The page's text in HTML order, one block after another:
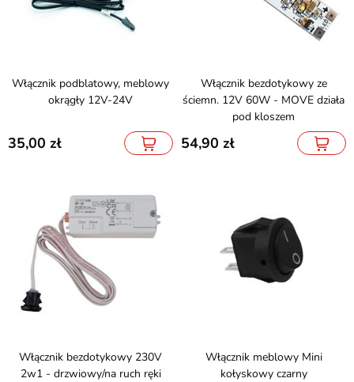
Włącznik podblatowy, meblowy
okrągły 12V-24V
35,00
Włącznik bezdotykowy ze
ściemn. 12V 60W - MOVE działa
pod kloszem
54,90
Włącznik bezdotykowy 230V
2w1 - drzwiowy/na ruch ręki
Włącznik meblowy Mini
kołyskowy czarny